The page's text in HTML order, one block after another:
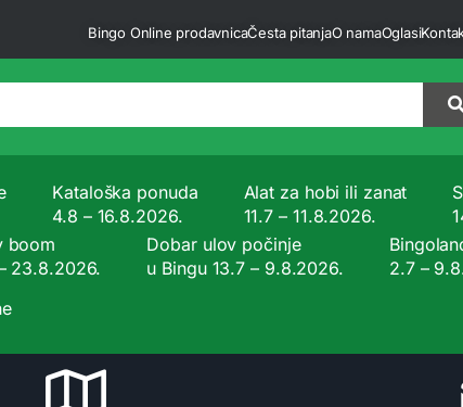
Bingo Online prodavnicaČesta pitanjaO namaOglasi
Kataloška ponuda
4.8 – 16.8.2026.
Alat za hobi ili zanat
11.7 – 11.8.2026.
boom
23.8.2026.
Dobar ulov počinje
u Bingu 13.7 – 9.8.2026.
2.7 –